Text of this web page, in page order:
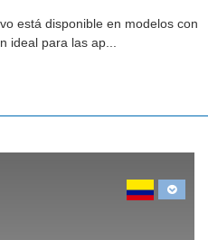
está disponible en modelos con
ideal para las ap...